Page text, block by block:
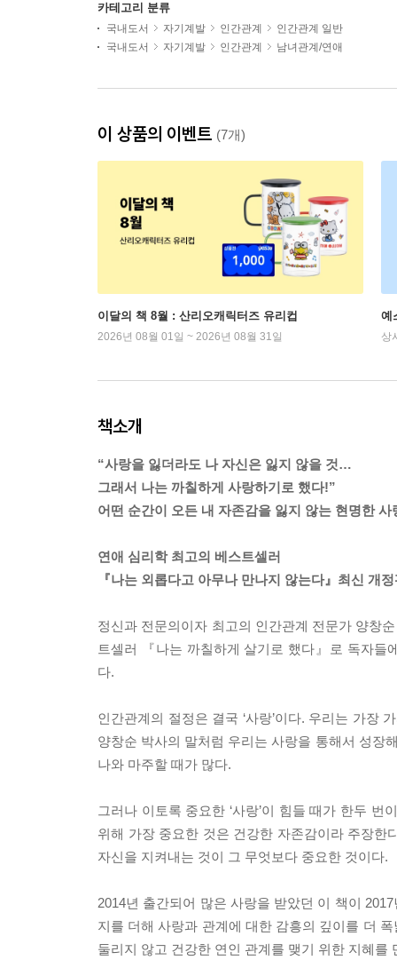
카테고리 분류
국내도서 자기계발 인간관계
인간관계 일반
국내도서
자기계발 인간관계 남녀관계/연애
이 상품의 이벤트 (7개)
이달의 책 8월 : 산리오캐릭터즈 유리컵
2026년 08월 01일 ~ 2026년 08월 31일
예
상
책소개
“사랑을 잃더라도 나 자신은 잃지 않을 것…
그래서 나는 까칠하게 사랑하기로 했다!”
어떤 순간이 오든 내 자존감을 잃지 않는 현명한 사
연애 심리학 최고의 베스트셀러
『나는 외롭다고 아무나 만나지 않는다』최신 개
정신과 전문의이자 최고의 인간관계 전문가 양창
트셀러 『나는 까칠하게 살기로 했다』로 독자들
다.
인간관계의 절정은 결국 ‘사랑’이다. 우리는 가장
양창순 박사의 말처럼 우리는 사랑을 통해서 성장
나와 마주할 때가 많다.
그러나 이토록 중요한 ‘사랑’이 힘들 때가 한두
위해 가장 중요한 것은 건강한 자존감이라 주장한
자신을 지켜내는 것이 그 무엇보다 중요한 것이다.
2014년 출간되어 많은 사랑을 받았던 이 책이
지를 더해 사랑과 관계에 대한 감흥의 깊이를 더
둘리지 않고 건강한 연인 관계를 맺기 위한 지혜를